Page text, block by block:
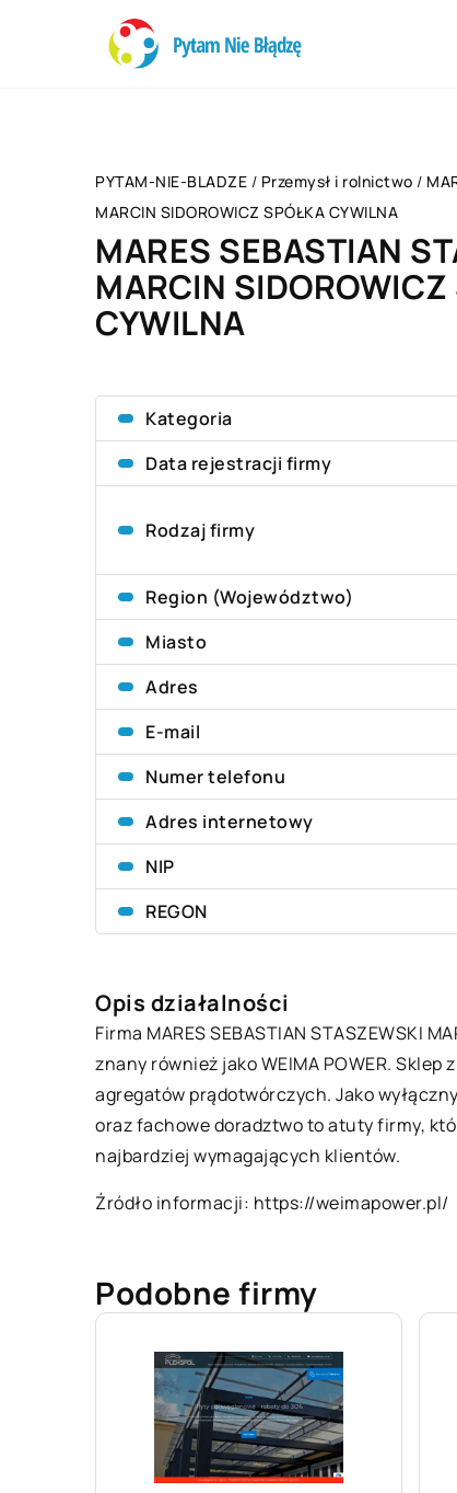
PYTAM-NIE-BLADZE / Przemysł i rolnictwo /
MARCIN SIDOROWICZ SPÓŁKA CYWILNA
MARES SEBASTIAN
MARCIN
CYWILNA
Kategoria
Data rejestracji firmy
Rodzaj firmy
Region (Województwo)
Miasto
Adres
E-mail
Numer telefonu
Adres internetowy
NIP
REGON
Opis działalności
Firma MARES SEBASTIAN STASZEWSKI
znany również jako WEIMA POWER.
agregatów prądotwórczych. Jako
oraz fachowe doradztwo to atuty firmy,
najbardziej wymagających klientów.
Źródło informacji: https://weimapower.pl/
Podobne firmy